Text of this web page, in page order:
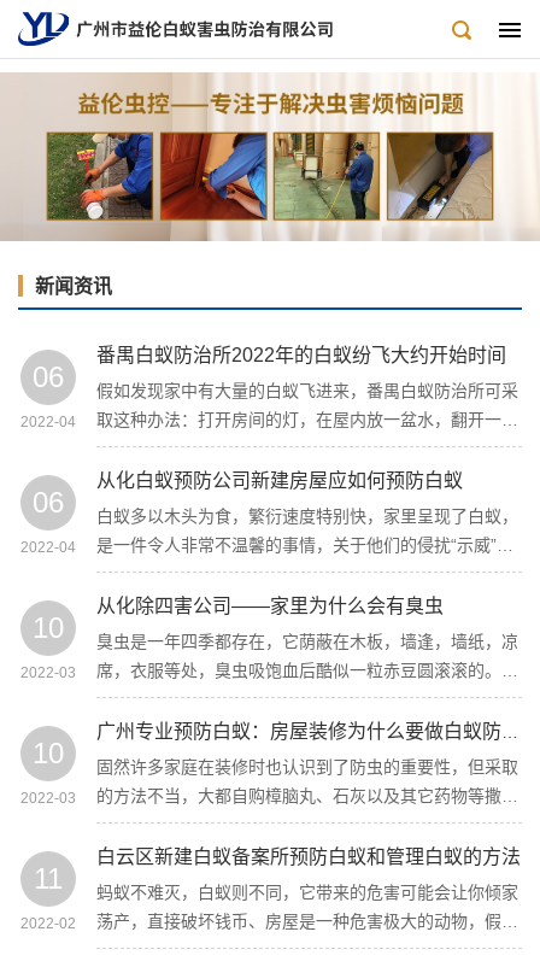
新闻资讯
06
2022-04
番禺白蚁防治所2022年的白蚁纷飞大约开始时间
假如发现家中有大量的白蚁飞进来，番禺白蚁防治所可采
取这种办法：打开房间的灯，在屋内放一盆水，翻开一支
手电筒或一盏台灯照向水面。由于水会反射灯光，飞蚁就
会接二连三地飞入水中，到达杀灭的目的。
06
2022-04
从化白蚁预防公司新建房屋应如何预防白蚁
白蚁多以木头为食，繁衍速度特别快，家里呈现了白蚁，
是一件令人非常不温馨的事情，关于他们的侵扰“示威”，
家人会觉得很苦恼，那么从化白蚁预防公司有没有有效的
白蚁防治办法？
10
2022-03
从化除四害公司——家里为什么会有臭虫
臭虫是一年四季都存在，它荫蔽在木板，墙逢，墙纸，凉
席，衣服等处，臭虫吸饱血后酷似一粒赤豆圆滚滚的。经
常清洗衣物和床单被褥，最好是用热水泡一段时间再洗，
洗完之后把这些东西放到太阳下曝晒一段时间，这样杀虫
效果十分明显彻底。
10
2022-03
固然许多家庭在装修时也认识到了防虫的重要性，但采取
的方法不当，大都自购樟脑丸、石灰以及其它药物等撒在
木地板下，这些药物对蛀虫只能起短期的驱避作用，从根
本上达不到预防害虫的效果。
11
2022-02
白云区新建白蚁备案所预防白蚁和管理白蚁的方法
蚂蚁不难灭，白蚁则不同，它带来的危害可能会让你倾家
荡产，直接破坏钱币、房屋是一种危害极大的动物，假设
在发现白蚁，一定要及时的采取措施去处置。